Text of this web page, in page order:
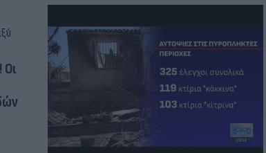
Οι